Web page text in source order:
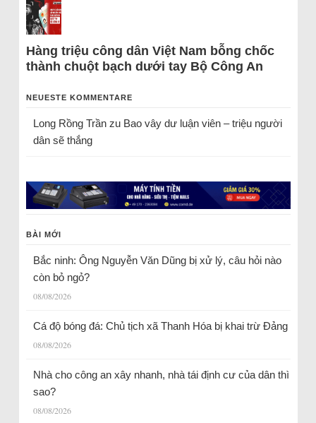
Hàng triệu công dân Việt Nam bỗng chốc
thành chuột bạch dưới tay Bộ Công An
NEUESTE KOMMENTARE
Long Rồng Trầnzu Bao vây dư luận viên – triệu người
dân sẽ thắng
BÀI MỚI
Bắc ninh: Ông Nguyễn Văn Dũng bị xử lý, câu hỏi nào
còn bỏ ngỏ?
08/08/2026
Cá độ bóng đá: Chủ tịch xã Thanh Hóa bị khai trừ Đảng
08/08/2026
Nhà cho công an xây nhanh, nhà tái định cư của dân thì
sao?
08/08/2026